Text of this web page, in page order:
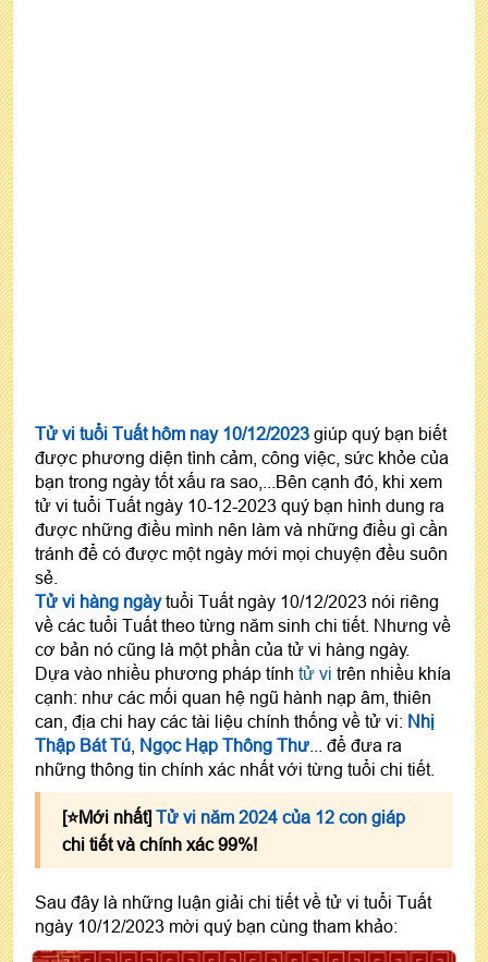
Tử vi tuổi Tuất hôm nay 10/12/2023 giúp quý bạn biết
được phương diện tình cảm, công việc, sức khỏe của
bạn trong ngày tốt xấu ra sao,...Bên cạnh đó, khi xem
tử vi tuổi Tuất ngày 10-12-2023 quý bạn hình dung ra
được những điều mình nên làm và những điều gì cần
tránh để có được một ngày mới mọi chuyện đều suôn
sẻ.
Tử vi hàng ngàytuổi Tuất ngày 10/12/2023 nói riêng
về các tuổi Tuất theo từng năm sinh chi tiết. Nhưng về
cơ bản nó cũng là một phần của tử vi hàng ngày.
Dựa vào nhiều phương pháp tính tử vi trên nhiều khía
cạnh: như các mối quan hệ ngũ hành nạp âm, thiên
can, địa chi hay các tài liệu chính thống về tử vi: Nhị
Thập Bát Tú Ngọc Hạp Thông Thư ... để đưa ra
những thông tin chính xác nhất với từng tuổi chi tiết.
[⭐️Mới nhất] Tử vi năm 2024 của 12 con giáp
chi tiết và chính xác 99%!
Sau đây là những luận giải chi tiết về tử vi tuổi Tuất
ngày 10/12/2023 mời quý bạn cùng tham khảo: